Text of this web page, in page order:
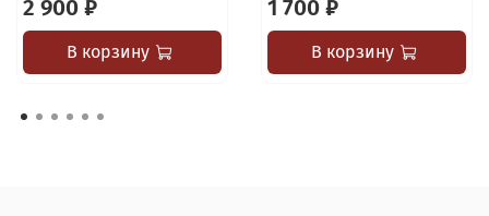
2 900 ₽
В корзину
1 700 ₽
В корзину